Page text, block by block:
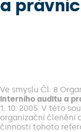
a
Ve smyslu Čl. 8
interního auditu a
1. 10. 2005. V této
organizační členění
činnosti tohoto